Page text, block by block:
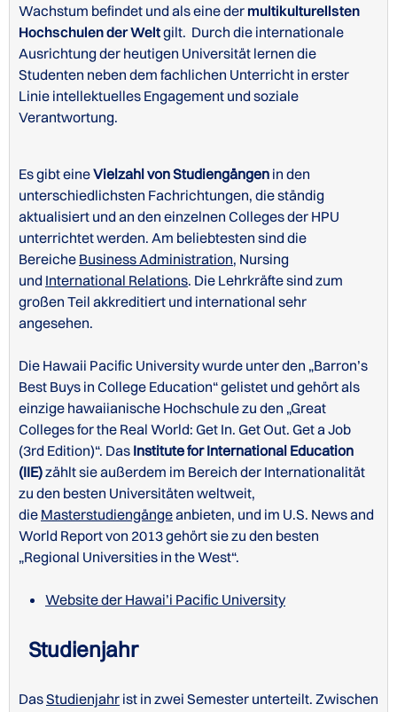
Wachstum befindet und als eine der multikulturellsten
Hochschulen der Weltgilt. Durch die internationale
Ausrichtung der heutigen Universität lernen die
Studenten neben dem fachlichen Unterricht in erster
Linie intellektuelles Engagement und soziale
Verantwortung.
Es gibt eineVielzahl von Studiengängen in den
unterschiedlichsten Fachrichtungen, die ständig
aktualisiert und an den einzelnen Colleges der HPU
unterrichtet werden. Am beliebtesten sind die
Bereiche Business Administration, Nursing
und International Relations. Die Lehrkräfte sind zum
großen Teil akkreditiert und international sehr
angesehen.
Die Hawaii Pacific University wurde unter den „Barron’s
Best Buys in College Education“ gelistet und gehört als
einzige hawaiianische Hochschule zu den „Great
Colleges for the Real World: Get In. Get Out. Get a Job
(3rd Edition)“. Das Institute for International Education
(IIE)zählt sie außerdem im Bereich der Internationalität
zu den besten Universitäten weltweit,
die Masterstudiengängeanbieten, und im U.S. News and
World Report von 2013 gehört sie zu den besten
„Regional Universities in the West“.
Website der Hawai’i Pacific University
Studienjahr
DasStudienjahr ist in zwei Semester unterteilt. Zwischen